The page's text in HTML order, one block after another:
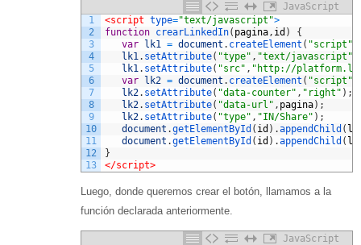
JavaScript
1
2
3
4
5
6
7
8
9
10
11
12
13
<script type="text/javascript">
function crearLinkedIn( pagina, id )
{
var
lk1 = document . createElement ( "script"
lk1. setAttribute( "type" , "text/javascript"
lk1. setAttribute( "src" , "http://
var
lk2 = document . createElement ( "script"
lk2. setAttribute( "data-counter" , "right" ) ;
lk2. setAttribute( "data-url" , pagina) ;
lk2. setAttribute( "type" , "IN/Share" ) ;
document .getElementById ( id ) .appendChild (
document .getElementById ( id ) .appendChild (
}
</script>
Luego, donde queremos crear el botón, llamamos a la
función declarada anteriormente.
JavaScript